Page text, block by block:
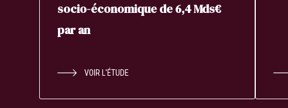
socio-économique de 6,4 Mds€
par an
VOIR L'ÉTUDE